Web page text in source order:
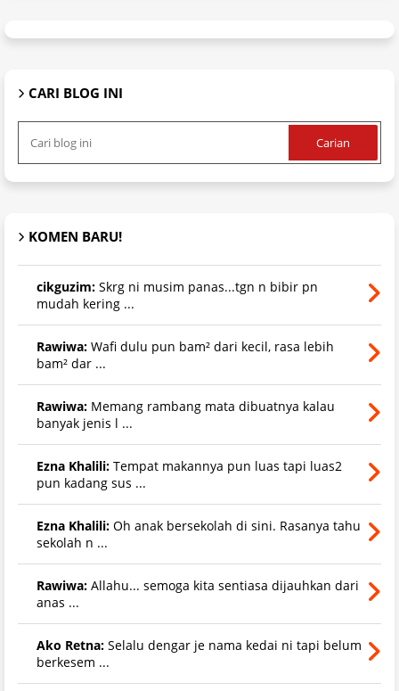
CARI BLOG INI
KOMEN BARU!
cikguzim: Skrg ni musim panas...tgn n bibir pn
mudah kering ...
Rawiwa: Wafi dulu pun bam² dari kecil, rasa lebih
bam² dar ...
Rawiwa: Memang rambang mata dibuatnya kalau
banyak jenis l ...
Ezna Khalili: Tempat makannya pun luas tapi luas2
pun kadang sus ...
Ezna Khalili: Oh anak bersekolah di sini. Rasanya tahu
sekolah n ...
Rawiwa: Allahu... semoga kita sentiasa dijauhkan dari
anas ...
Ako Retna: Selalu dengar je nama kedai ni tapi belum
berkesem ...